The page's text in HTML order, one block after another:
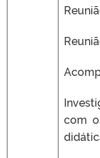
com